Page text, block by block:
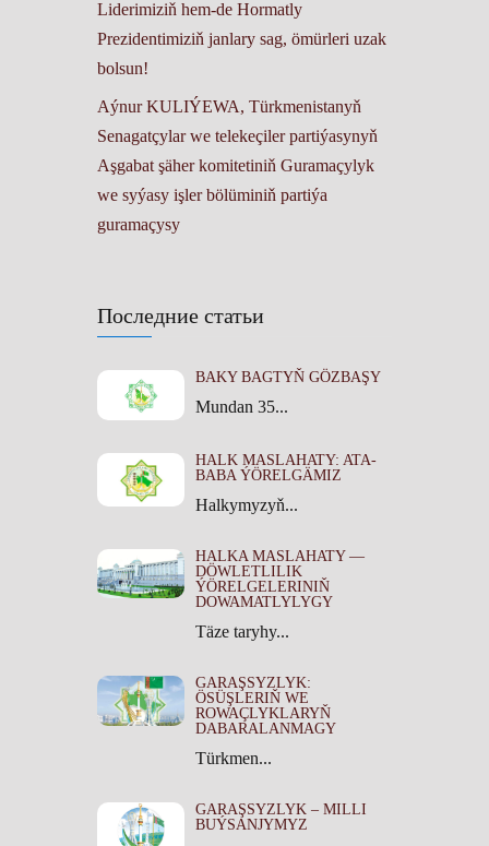
Последние статьи
BAKY BAGTYŇ GÖZBAŞY
Mundan 35...
HALK MASLAHATY: ATA-
BABA ÝÖRELGÄMIZ
Halkymyzyň...
HALKA MASLAHATY —
DÖWLETLILIK
ÝÖRELGELERINIŇ
DOWAMATLYLYGY
Täze taryhy...
GARAŞSYZLYK:
ÖSÜŞLERIŇ WE
ROWAÇLYKLARYŇ
DABARALANMAGY
Türkmen...
GARAŞSYZLYK – MILLI
BUÝSANJYMYZ
Liderimiziň hem-de Hormatly
Prezidentimiziň janlary sag, ömürleri uzak
bolsun!
Aýnur KULIÝEWA, Türkmenistanyň
Senagatçylar we telekeçiler partiýasynyň
Aşgabat şäher komitetiniň Guramaçylyk
we syýasy işler bölüminiň partiýa
guramaçysy